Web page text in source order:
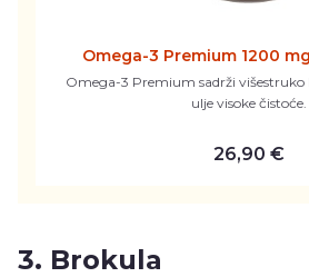
Omega-3 Premium 1200
Omega-3 Premium sadrži
ulje visoke čistoće.
26,90 €
3. Brokula